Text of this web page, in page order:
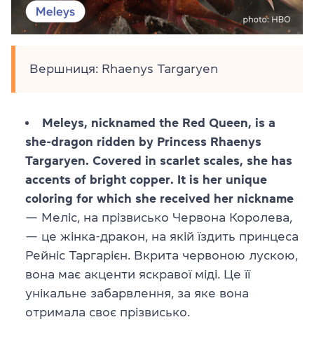
Вершниця: Rhaenys Targaryen
Meleys, nicknamed the Red Queen, is a
she-dragon ridden by Princess Rhaenys
Targaryen. Covered in scarlet scales, she has
accents of bright copper. It is her unique
coloring for which she received her nickname
— Меліс, на прізвисько Червона Королева,
— це жінка-дракон, на якій їздить принцеса
Рейніс Таргарієн. Вкрита червоною лускою,
вона має акценти яскравої міді. Це її
унікальне забарвлення, за яке вона
отримала своє прізвисько.